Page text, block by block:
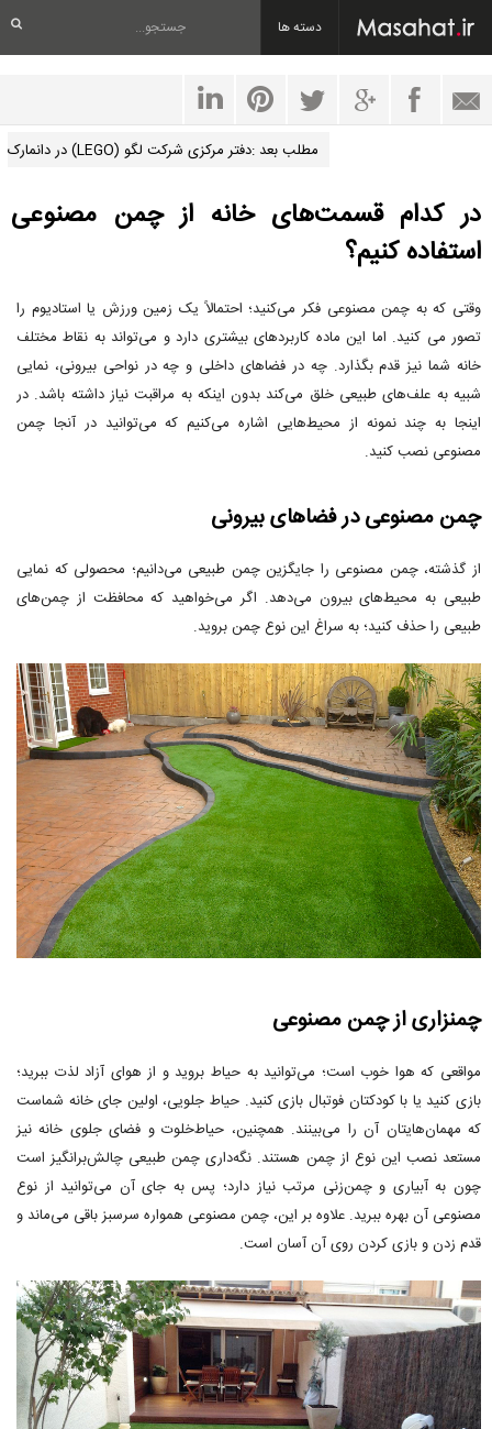
دسته ها
مطلب بعد :دفتر مرکزی شرکت لگو (LEGO) در دانمارک
در کدام قسمت‌های خانه از چمن مصنوعی
استفاده کنیم؟
وقتی که به چمن مصنوعی فکر می‌کنید؛ احتمالاً یک زمین ورزش یا استادیوم را
تصور می کنید. اما این ماده کاربردهای بیشتری دارد و می‌تواند به نقاط مختلف
خانه‌ شما نیز قدم بگذارد. چه در فضاهای داخلی و چه در نواحی بیرونی، نمایی
شبیه به علف‌های طبیعی خلق می‌کند بدون اینکه به مراقبت نیاز داشته باشد. در
اینجا به چند نمونه از محیط‌هایی اشاره می‌کنیم که می‌توانید در آنجا چمن
مصنوعی نصب کنید.
چمن مصنوعی در فضاهای بیرونی
از گذشته، چمن مصنوعی را جایگزین چمن طبیعی می‌دانیم؛ محصولی که نمایی
طبیعی به محیط‌های بیرون می‌دهد. اگر می‌خواهید که محافظت از چمن‌های
طبیعی را حذف کنید؛ به سراغ این نوع چمن بروید.
چمنزاری از چمن مصنوعی
مواقعی که هوا خوب است؛ می‌توانید به حیاط بروید و از هوای آزاد لذت ببرید؛
بازی کنید یا با کودکتان فوتبال بازی کنید. حیاط جلویی، اولین جای خانه شماست
که مهمان‌هایتان آن را می‌بینند. همچنین، حیاط‌خلوت و فضای جلوی خانه نیز
مستعد نصب این نوع از چمن هستند. نگه‌داری چمن طبیعی چالش‌برانگیز است
چون به آبیاری و چمن‌زنی مرتب نیاز دارد؛ پس به جای آن می‌توانید از نوع
مصنوعی آن بهره ببرید. علاوه بر این، چمن مصنوعی همواره سرسبز باقی می‌ماند و
قدم زدن و بازی کردن روی آن آسان است.